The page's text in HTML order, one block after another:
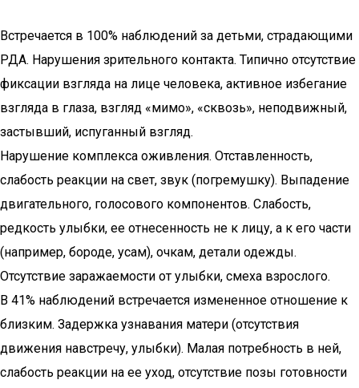
Встречается в 100% наблюдений за детьми, страдающими
РДА. Нарушения зрительного контакта. Типично отсутствие
фиксации взгляда на лице человека, активное избегание
взгляда в глаза, взгляд «мимо», «сквозь», неподвижный,
застывший, испуганный взгляд.
Нарушение комплекса оживления. Отставленность,
слабость реакции на свет, звук (погремушку). Выпадение
двигательного, голосового компонентов. Слабость,
редкость улыбки, ее отнесенность не к лицу, а к его части
(например, бороде, усам), очкам, детали одежды.
Отсутствие заражаемости от улыбки, смеха взрослого.
В 41% наблюдений встречается измененное отношение к
близким. Задержка узнавания матери (отсутствия
движения навстречу, улыбки). Малая потребность в ней,
слабость реакции на ее уход, отсутствие позы готовности